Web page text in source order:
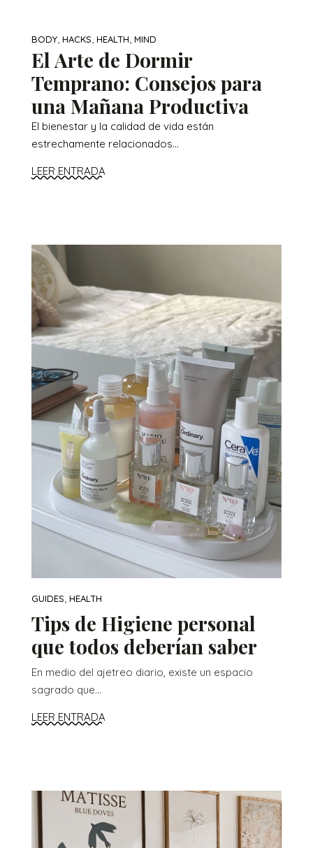
BODY HACKS HEALTH MIND
El Arte de Dormir
Temprano: Consejos para
una Mañana Productiva
El bienestar y la calidad de vida están
estrechamente relacionados...
LEER ENTRADA
GUIDES, HEALTH
Tips de Higiene personal
que todos deberían saber
En medio del ajetreo diario, existe un espacio
sagrado que...
LEER ENTRADA